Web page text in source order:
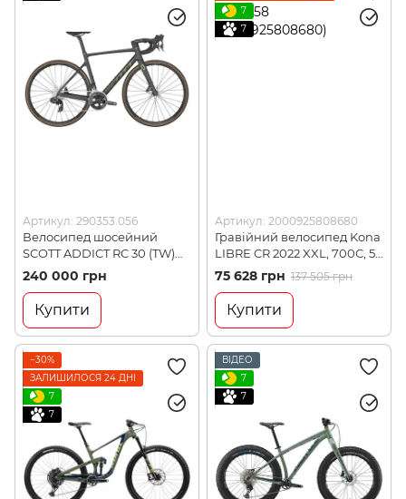
Артикул: 290353.056
Велосипед шосейний
SCOTT ADDICT RC 30 (TW)
23, L (290353.056)
240 000 грн
Купити
7
7
Артикул: 2000925808680
Гравійний велосипед Kona
LIBRE CR 2022 XXL, 700С, 58
(2000925808680)
75 628 грн 137 505 грн
Купити
−30%
ЗАЛИШИЛОСЯ 24 ДНІ
7
7
ВІДЕО
7
7